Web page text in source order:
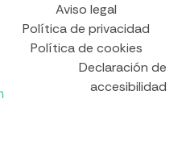
Aviso legal
Política de privacidad
Política de cookies
Declaración de
accesibilidad